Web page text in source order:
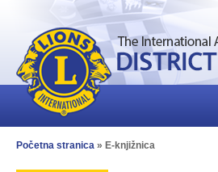
Početna stranica » E-knjižnica